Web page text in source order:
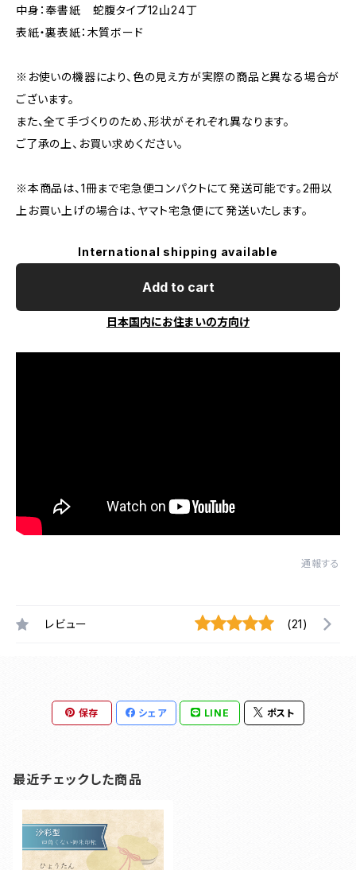
中身：奉書紙 蛇腹タイプ12山24丁
表紙・裏表紙：木質ボード
※お使いの機器により、色の見え方が実際の商品と異なる場合が
ございます。
また、全て手づくりのため、形状がそれぞれ異なります。
ご了承の上、お買い求めください。
※本商品は、1冊まで宅急便コンパクトにて発送可能です。2冊以
上お買い上げの場合は、ヤマト宅急便にて発送いたします。
International shipping available
Add to cart
日本国内にお住まいの方向け
通報する
レビュー (21)
保存 シェア LINE ポスト
最近チェックした商品